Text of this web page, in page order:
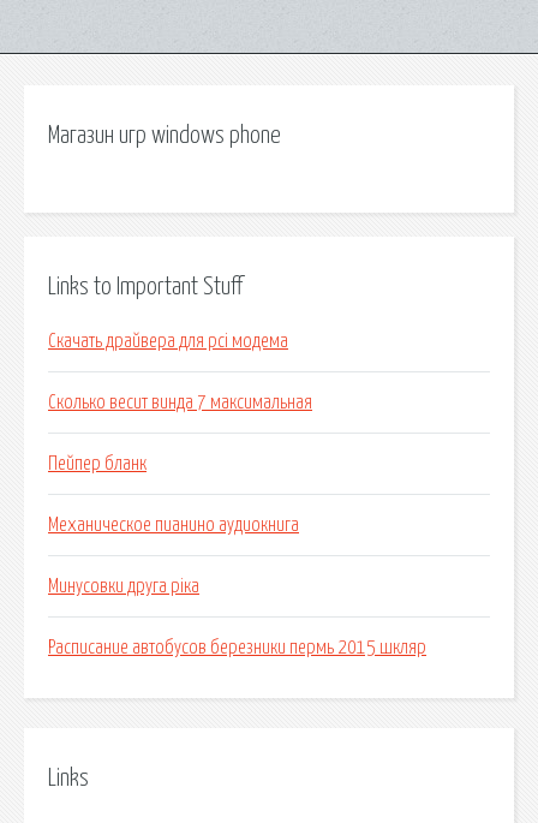
Магазин игр windows phone
Links to Important Stuff
Скачать драйвера для pci модема
Сколько весит винда 7 максимальная
Пейпер бланк
Механическое пианино аудиокнига
Минусовки друга ріка
Расписание автобусов березники пермь 2015 шкляр
Links